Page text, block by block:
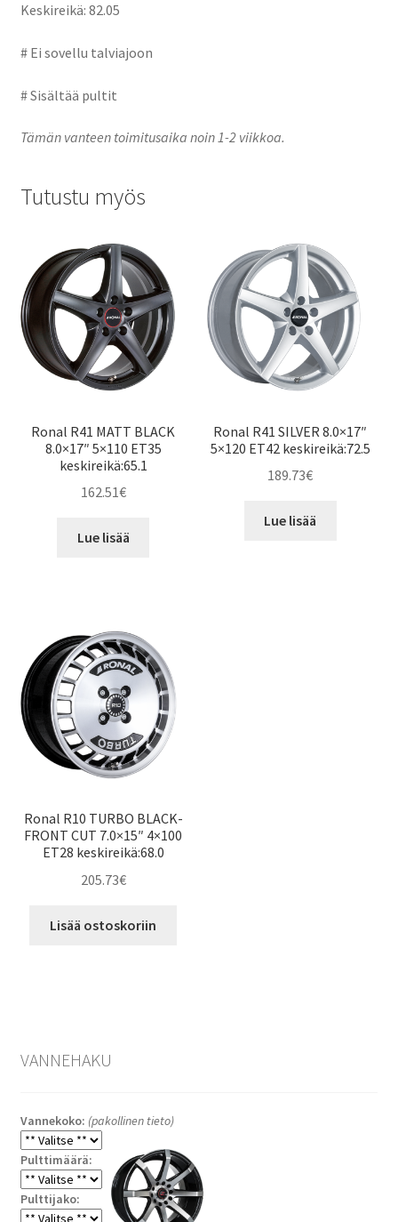
Keskireikä: 82.05
# Ei sovellu talviajoon
# Sisältää pultit
Tämän vanteen toimitusaika noin 1-2 viikkoa.
Tutustu myös
Ronal R41 MATT BLACK
8.0×17″ 5×110 ET35
keskireikä:65.1
162.51€
Lue lisää
Ronal R41 SILVER 8.0×17″
5×120 ET42 keskireikä:72.5
189.73€
Lue lisää
Ronal R10 TURBO BLACK-
FRONT CUT 7.0×15″ 4×100
ET28 keskireikä:68.0
205.73€
Lisää ostoskoriin
VANNEHAKU
Vannekoko: (pakollinen tieto)
Pulttimäärä:
Pulttijako: